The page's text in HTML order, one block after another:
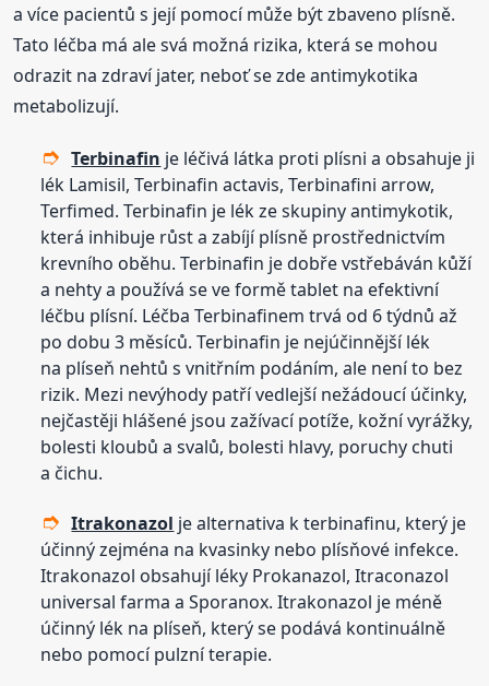
a více pacientů s její pomocí může být zbaveno plísně.
Tato léčba má ale svá možná rizika, která se mohou
odrazit na zdraví jater, neboť se zde antimykotika
metabolizují.
Terbinafin je léčivá látka proti plísni a obsahuje ji
lék Lamisil, Terbinafin actavis, Terbinafini arrow,
Terfimed. Terbinafin je lék ze skupiny antimykotik,
která inhibuje růst a zabíjí plísně prostřednictvím
krevního oběhu. Terbinafin je dobře vstřebáván kůží
a nehty a používá se ve formě tablet na efektivní
léčbu plísní. Léčba Terbinafinem trvá od 6 týdnů až
po dobu 3 měsíců. Terbinafin je nejúčinnější lék
na plíseň nehtů s vnitřním podáním, ale není to bez
rizik. Mezi nevýhody patří vedlejší nežádoucí účinky,
nejčastěji hlášené jsou zažívací potíže, kožní vyrážky,
bolesti kloubů a svalů, bolesti hlavy, poruchy chuti
a čichu.
Itrakonazol je alternativa k terbinafinu, který je
účinný zejména na kvasinky nebo plísňové infekce.
Itrakonazol obsahují léky Prokanazol, Itraconazol
universal farma a Sporanox. Itrakonazol je méně
účinný lék na plíseň, který se podává kontinuálně
nebo pomocí pulzní terapie.